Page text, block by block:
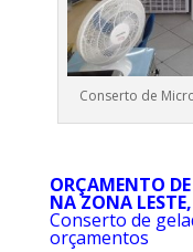
Conserto de
ORÇAMENTO
NA ZONA
Conserto de
orçamentos